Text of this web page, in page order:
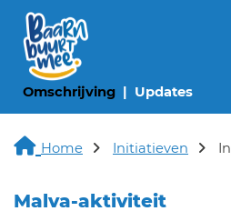
Omschrijving(huidige pagina)
Updates
Home Initiatieven
Malva-aktiviteit